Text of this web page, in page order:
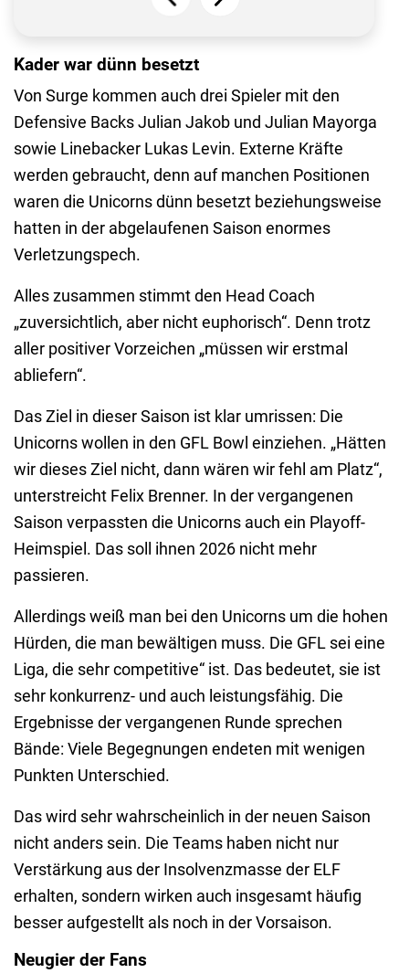
Kader war dünn besetzt
Von Surge kommen auch drei Spieler mit den
Defensive Backs Julian Jakob und Julian Mayorga
sowie Linebacker Lukas Levin. Externe Kräfte
werden gebraucht, denn auf manchen Positionen
waren die Unicorns dünn besetzt beziehungsweise
hatten in der abgelaufenen Saison enormes
Verletzungspech.
Alles zusammen stimmt den Head Coach
„zuversichtlich, aber nicht euphorisch“. Denn trotz
aller positiver Vorzeichen „müssen wir erstmal
abliefern“.
Das Ziel in dieser Saison ist klar umrissen: Die
Unicorns wollen in den GFL Bowl einziehen. „Hätten
wir dieses Ziel nicht, dann wären wir fehl am Platz“,
unterstreicht Felix Brenner. In der vergangenen
Saison verpassten die Unicorns auch ein Playoff-
Heimspiel. Das soll ihnen 2026 nicht mehr
passieren.
Allerdings weiß man bei den Unicorns um die hohen
Hürden, die man bewältigen muss. Die GFL sei eine
Liga, die sehr competitive“ ist. Das bedeutet, sie ist
sehr konkurrenz- und auch leistungsfähig. Die
Ergebnisse der vergangenen Runde sprechen
Bände: Viele Begegnungen endeten mit wenigen
Punkten Unterschied.
Das wird sehr wahrscheinlich in der neuen Saison
nicht anders sein. Die Teams haben nicht nur
Verstärkung aus der Insolvenzmasse der ELF
erhalten, sondern wirken auch insgesamt häufig
besser aufgestellt als noch in der Vorsaison.
Neugier der Fans